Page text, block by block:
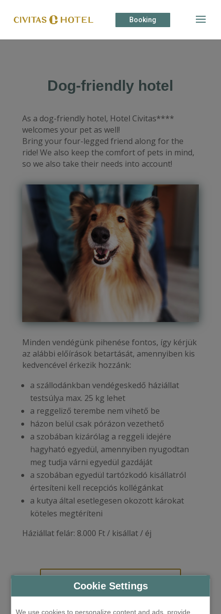
Cookie Settings
We use cookies to personalize content and ads, provide
Booking
Dog-friendly hotel
As a dog-friendly hotel, Hotel Civitas****
welcomes your pet as well!
Bring your four-legged friend along for the
ride! We also keep the comfort of pets in mind,
so we also take their needs into account!
Minden vendégünk pihenése fontos, így kérjük
az alábbi előírások betartását, amennyiben kis
kedvencével érkezik hozzánk:
a szállodánkban vendégeskedő háziállat
testsúlya max. 25 kg lehet
a reggeliző terembe nem vihető be
házon belül csak pórázon vezethető
a szobában kizárólag a reggeli idejére
hagyható egyedül, amennyiben nyugodtan
meg tudja várni egyedül gazdáját
a szobában egyedül tartózkodó kisállatról
értesíteni kell recepciós kollégánkat
a kutya által esetlegesen okozott károkat
köteles megtéríteni
Háziállat felár: 8.000 Ft / kisállat / éj
Price request